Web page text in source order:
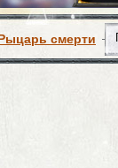
смерти